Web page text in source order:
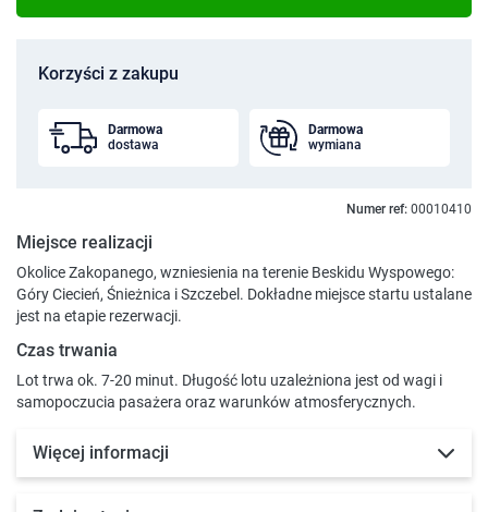
Korzyści z zakupu
Darmowa
dostawa
Darmowa
wymiana
Numer ref: 00010410
Miejsce realizacji
Okolice Zakopanego, wzniesienia na terenie Beskidu Wyspowego:
Góry Ciecień, Śnieżnica i Szczebel. Dokładne miejsce startu ustalane
jest na etapie rezerwacji.
Czas trwania
Lot trwa ok. 7-20 minut. Długość lotu uzależniona jest od wagi i
samopoczucia pasażera oraz warunków atmosferycznych.
Więcej informacji